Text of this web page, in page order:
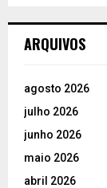
ARQUIVOS
agosto 2026
julho 2026
junho 2026
maio 2026
abril 2026